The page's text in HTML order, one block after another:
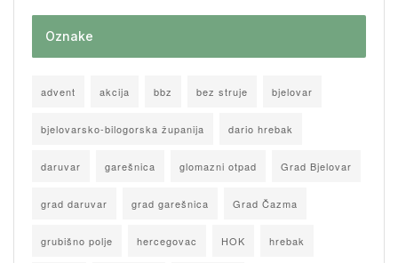
Oznake
advent akcija bbz bez struje bjelovar
bjelovarsko-bilogorska županija dario hrebak
daruvar garešnica glomazni otpad Grad Bjelovar
grad daruvar grad garešnica Grad Čazma
grubišno polje hercegovac HOK hrebak